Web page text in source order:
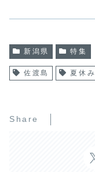
新潟県 特集
佐渡島 夏休み
Share